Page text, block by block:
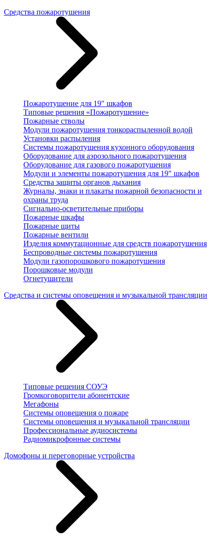
Средства пожаротушения
Пожаротушение для 19" шкафов
Типовые решения «Пожаротушение»
Пожарные стволы
Модули пожаротушения тонкораспыленной водой
Установки распыления
Системы пожаротушения кухонного оборудования
Оборудование для аэрозольного пожаротушения
Оборудование для газового пожаротушения
Модули и элементы пожаротушения для 19" шкафов
Средства защиты органов дыхания
Журналы, знаки и плакаты пожарной безопасности и
охраны труда
Сигнально-осветительные приборы
Пожарные шкафы
Пожарные щиты
Пожарные вентили
Изделия коммутационные для средств пожаротушения
Беспроводные системы пожаротушения
Модули газопорошкового пожаротушения
Порошковые модули
Огнетушители
Средства и системы оповещения и музыкальной трансляции
Типовые решения СОУЭ
Громкоговорители абонентские
Мегафоны
Системы оповещения о пожаре
Системы оповещения и музыкальной трансляции
Профессиональные аудиосистемы
Радиомикрофонные системы
Домофоны и переговорные устройства